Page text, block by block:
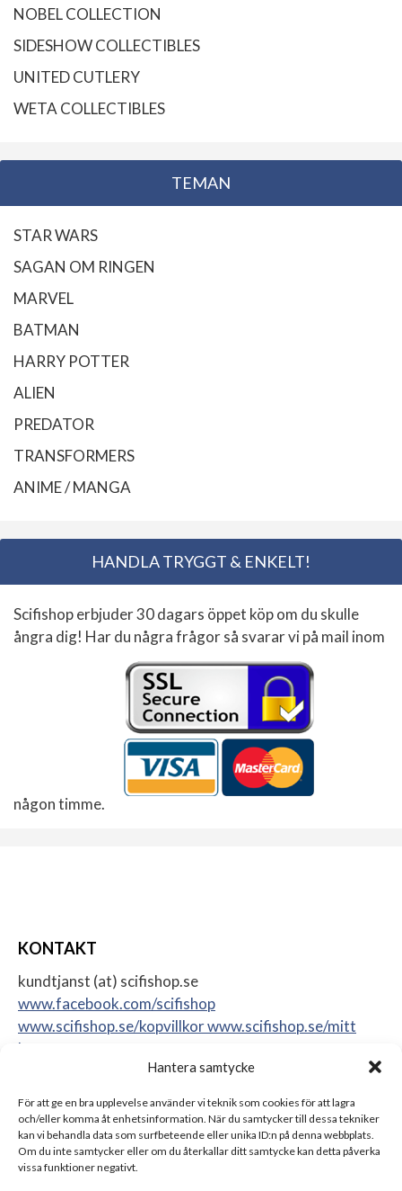
Hantera samtycke
För att ge en bra upplevelse använder vi teknik som cookies för att lagra
och/eller komma åt enhetsinformation. När du samtycker till dessa tekniker
kan vi behandla data som surfbeteende eller unika ID:n på denna webbplats.
Om du inte samtycker eller om du återkallar ditt samtycke kan detta påverka
vissa funktioner negativt.
NOBEL COLLECTION
SIDESHOW COLLECTIBLES
UNITED CUTLERY
WETA COLLECTIBLES
TEMAN
STAR WARS
SAGAN OM RINGEN
MARVEL
BATMAN
HARRY POTTER
ALIEN
PREDATOR
TRANSFORMERS
ANIME / MANGA
HANDLA TRYGGT & ENKELT!
Scifishop erbjuder 30 dagars öppet köp om du skulle
ångra dig! Har du några frågor så svarar vi på mail inom
någon timme.
KONTAKT
kundtjanst (at) scifishop.se
www.facebook.com/scifishop
www.scifishop.se/kopvillkorwww.scifishop.se/mitt
konto
17562 Järfälla
Sweden